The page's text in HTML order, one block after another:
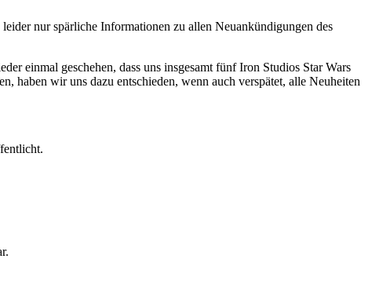
nur spärliche Informationen zu allen Neuankündigungen des
einmal geschehen, dass uns insgesamt fünf Iron Studios Star Wars
haben wir uns dazu entschieden, wenn auch verspätet, alle Neuheiten